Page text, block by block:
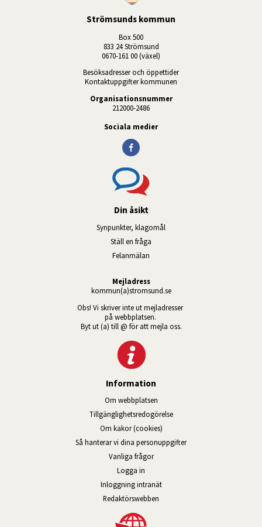
Strömsunds kommun
Box 500
833 24 Strömsund
0670-161 00 (växel)
Besöksadresser och öppettider
Kontaktuppgifter kommunen
Organisationsnummer
212000-2486
Sociala medier
Din åsikt
Synpunkter, klagomål
Ställ en fråga
Felanmälan
Mejladress
kommun(a)stromsund.se
Obs! Vi skriver inte ut mejladresser
på webbplatsen.
Byt ut (a) till @ för att mejla oss.
Information
Om webbplatsen
Tillgänglig­hets­redo­görelse
Om kakor (cookies)
Så hanterar vi dina personuppgifter
Vanliga frågor
Logga in
Inloggning intranätÖppnas i nytt fönster.
Redaktörswebben